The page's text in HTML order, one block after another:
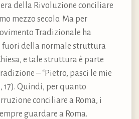
della Rivoluzione conciliare
mezzo secolo. Ma per
Tradizionale ha
della normale struttura
e tale struttura è parte
– “Pietro, pasci le mie
17). Quindi, per quanto
conciliare a Roma, i
guardare a Roma.